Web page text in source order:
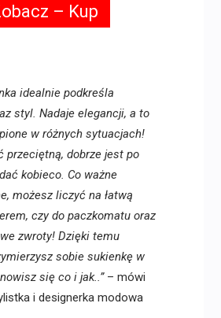
– Kup
idealnie podkreśla
styl. Nadaje elegancji, a to
w różnych sytuacjach!
przeciętną, dobrze jest po
kobieco. Co ważne
możesz liczyć na łatwą
czy do paczkomatu oraz
zwroty! Dzięki temu
sobie sukienkę w
się co i jak..”– mówi
i designerka modowa